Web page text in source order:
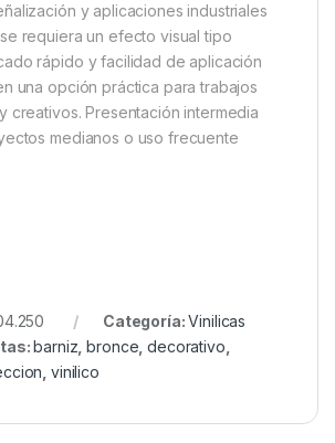
y aplicaciones industriales
requiera un efecto visual tipo
rápido y facilidad de aplicación
una opción práctica para trabajos
creativos. Presentación intermedia
medianos o uso frecuente
Categoría:Vinilicas
barniz ,bronce ,decorativo
vinilico